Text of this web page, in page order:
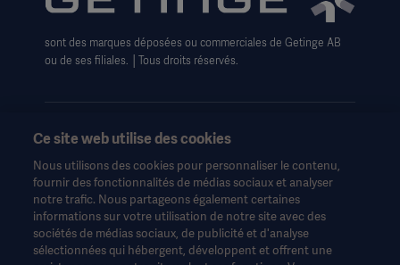
Politique sur les cookies de Getinge
Formulaire de Droits relatifs à la confidentialité
sont des marques déposées ou commerciales de Getinge AB
ou de ses filiales. │Tous droits réservés.
Ces informations sont destinées exclusivement aux
professionnels de la santé ou à d'autres publics professionnels
et sont fournies à titre d'information uniquement. Elles ne sont
pas exhaustives et ne remplacent en aucun cas le mode
d'emploi, le manuel d'entretien ou les conseils médicaux.
Ce site web utilise des cookies
Nous utilisons des cookies pour personnaliser le contenu,
fournir des fonctionnalités de médias sociaux et analyser
notre trafic. Nous partageons également certaines
informations sur votre utilisation de notre site avec des
sociétés de médias sociaux, de publicité et d'analyse
sélectionnées qui hébergent, développent et offrent une